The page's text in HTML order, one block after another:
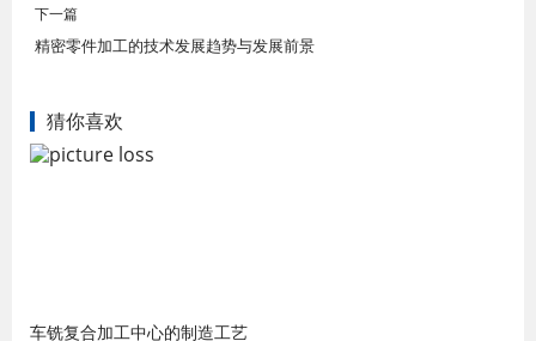
下一篇
精密零件加工的技术发展趋势与发展前景
猜你喜欢
车铣复合加工中心的制造工艺